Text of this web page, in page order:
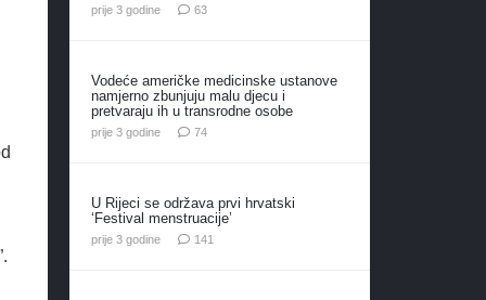
prije 3 godine 63komentara
Vodeće američke medicinske ustanove
namjerno zbunjuju malu djecu i
pretvaraju ih u transrodne osobe
prije 3 godine 74komentara
U Rijeci se održava prvi hrvatski
‘Festival menstruacije’
prije 3 godine 141